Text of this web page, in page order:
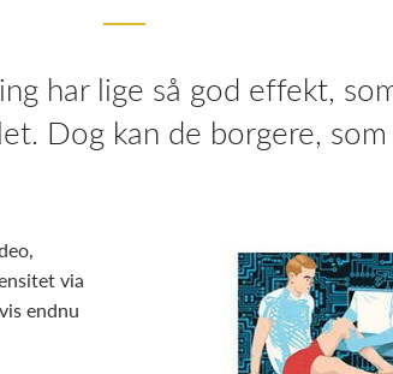
har lige så god effekt,
Dog kan de borgere,
via
endnu